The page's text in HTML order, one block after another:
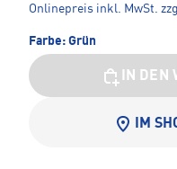
Onlinepreis inkl. MwSt.
Farbe: Grün
IN DEN
IM